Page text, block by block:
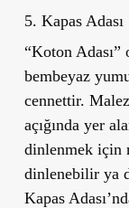
5. Kapas Adası
“Koton Adası”
bembeyaz
cennettir.
açığında yer
dinlenmek için
dinlenebilir ya
Kapas